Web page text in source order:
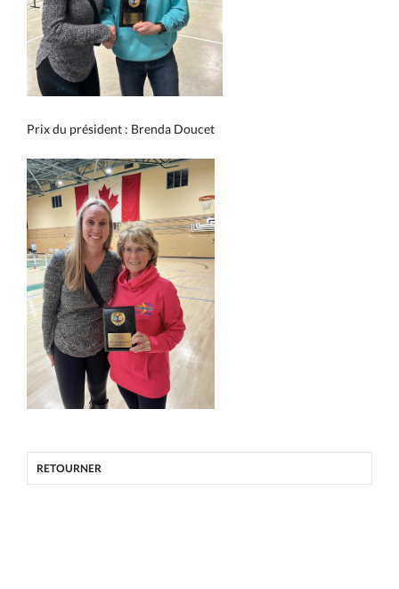
Prix du président : Brenda Doucet
RETOURNER